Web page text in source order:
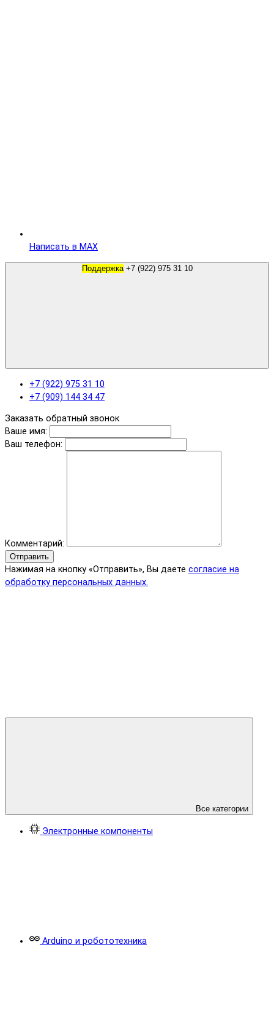
Написать в MAX
Поддержка +7 (922) 975 31 10
+7 (922) 975 31 10
+7 (909) 144 34 47
Заказать обратный звонок
Ваше имя:
Ваш телефон:
Комментарий:
Отправить
Нажимая на кнопку «Отправить», Вы даете согласие на
обработку персональных данных.
Все категории
Электронные компоненты
Arduino и робототехника